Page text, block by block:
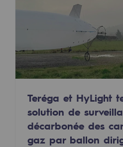
Décarbonation :
Limitation des
Gestion de l'énergie
Préservation de la
Gestion des impacts
Responsabilité
Responsabilité
Teréga et HyLight
solution de
décarbonée des
gaz par ballon